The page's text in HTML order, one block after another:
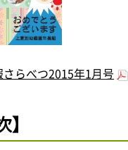
さらべつ2015年1月号
】